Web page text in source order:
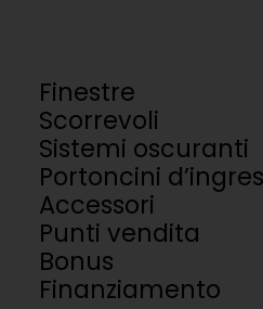
Finestre
Scorrevoli
Sistemi oscuranti
Portoncini
Accessori
Punti vendita
Bonus
Finanziamento